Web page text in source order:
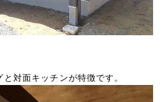
対面キッチンが特徴です。